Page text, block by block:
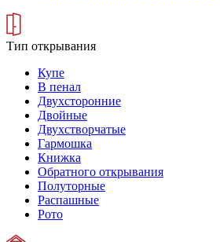
Тип открывания
Купе
В пенал
Двухсторонние
Двойные
Двухстворчатые
Гармошка
Книжка
Обратного открывания
Полуторные
Распашные
Рото